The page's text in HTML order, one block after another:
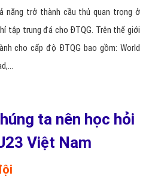
năng trở thành cầu thủ quan trọng ở
tập trung đá cho ĐTQG. Trên thế giới
cho cấp độ ĐTQG bao gồm: World
ta nên học hỏi
Việt Nam